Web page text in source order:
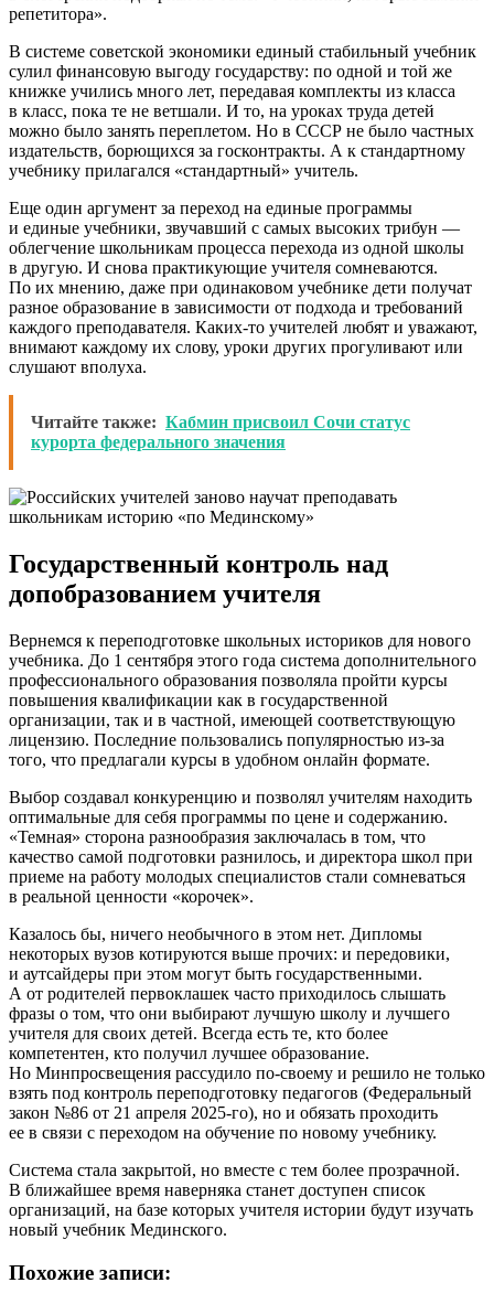
репетитора».
В системе советской экономики единый стабильный учебник
сулил финансовую выгоду государству: по одной и той же
книжке учились много лет, передавая комплекты из класса
в класс, пока те не ветшали. И то, на уроках труда детей
можно было занять переплетом. Но в СССР не было частных
издательств, борющихся за госконтракты. А к стандартному
учебнику прилагался «стандартный» учитель.
Еще один аргумент за переход на единые программы
и единые учебники, звучавший с самых высоких трибун —
облегчение школьникам процесса перехода из одной школы
в другую. И снова практикующие учителя сомневаются.
По их мнению, даже при одинаковом учебнике дети получат
разное образование в зависимости от подхода и требований
каждого преподавателя. Каких-то учителей любят и уважают,
внимают каждому их слову, уроки других прогуливают или
слушают вполуха.
Читайте также: Кабмин присвоил Сочи статус
курорта федерального значения
Государственный контроль над
допобразованием учителя
Вернемся к переподготовке школьных историков для нового
учебника. До 1 сентября этого года система дополнительного
профессионального образования позволяла пройти курсы
повышения квалификации как в государственной
организации, так и в частной, имеющей соответствующую
лицензию. Последние пользовались популярностью из-за
того, что предлагали курсы в удобном онлайн формате.
Выбор создавал конкуренцию и позволял учителям находить
оптимальные для себя программы по цене и содержанию.
«Темная» сторона разнообразия заключалась в том, что
качество самой подготовки разнилось, и директора школ при
приеме на работу молодых специалистов стали сомневаться
в реальной ценности «корочек».
Казалось бы, ничего необычного в этом нет. Дипломы
некоторых вузов котируются выше прочих: и передовики,
и аутсайдеры при этом могут быть государственными.
А от родителей первоклашек часто приходилось слышать
фразы о том, что они выбирают лучшую школу и лучшего
учителя для своих детей. Всегда есть те, кто более
компетентен, кто получил лучшее образование.
Но Минпросвещения рассудило по-своему и решило не только
взять под контроль переподготовку педагогов (Федеральный
закон №86 от 21 апреля 2025-го), но и обязать проходить
ее в связи с переходом на обучение по новому учебнику.
Система стала закрытой, но вместе с тем более прозрачной.
В ближайшее время наверняка станет доступен список
организаций, на базе которых учителя истории будут изучать
новый учебник Мединского.
Похожие записи: